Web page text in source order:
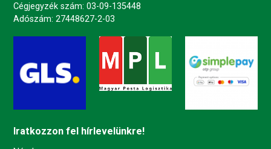
Cégjegyzék szám: 03-09-135448
Adószám: 27448627-2-03
Iratkozzon fel hírlevelünkre!